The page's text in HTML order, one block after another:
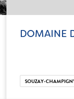
DOMAINE
SOUZAY-